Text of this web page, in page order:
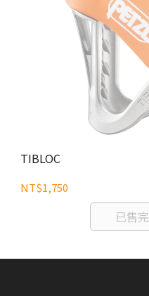
TIBLOC
NT$1,750
已售完